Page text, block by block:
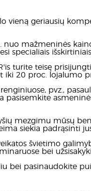
vieną geriausių
mažmeninės
specialiais
turite teisę
20 proc. lojalumo
pvz.,
pasisemkite
mezgimu mūsų
siekia padrąsinti
švietimo
bei
bei pasinaudokite